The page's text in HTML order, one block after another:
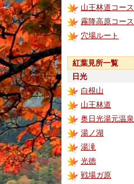
山王林道コース
霧降高原コース
穴場ルート
紅葉見所一覧
日光
白根山
山王林道
奥日光湯元温泉
湯ノ湖
湯滝
光徳
戦場ガ原